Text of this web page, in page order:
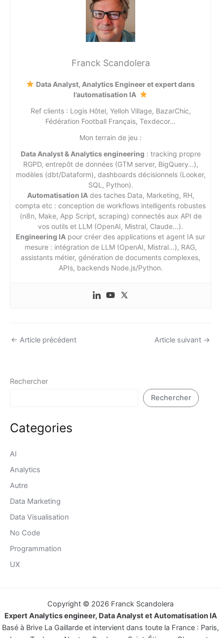
Franck Scandolera
Data Analyst, Analytics Engineer et expert dans
l’automatisation IA
Ref clients : Logis Hôtel, Yelloh Village, BazarChic,
Fédération Football Français, Texdecor…
Mon terrain de jeu :
Data Analyst & Analytics engineering : tracking propre
RGPD, entrepôt de données (GTM server, BigQuery…),
modèles (dbt/Dataform), dashboards décisionnels (Looker,
SQL, Python).
Automatisation IAdes taches Data, Marketing, RH,
compta etc : conception de workflows intelligents robustes
(n8n, Make, App Script, scraping) connectés aux API de
vos outils et LLM (OpenAI, Mistral, Claude…).
Engineering IA pour créer des applications et agent IA sur
mesure : intégration de LLM (OpenAI, Mistral…), RAG,
assistants métier, génération de documents complexes,
APIs, backends Node.js/Python.
← Article précédent Article suivant →
Rechercher
Rechercher
Categories
AI
Analytics
Autre
Data Marketing
Data Visualisation
No Code
Programmation
UX
Copyright © 2026 Franck Scandolera
Expert Analytics engineer, Data Analyst et Automatisation IA
Basé à Brive La Gaillarde et intervient dans toute la France : Paris,